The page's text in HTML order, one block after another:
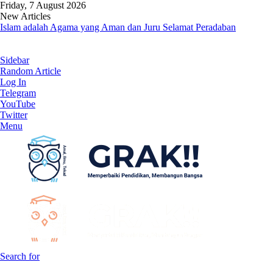
Friday, 7 August 2026
New Articles
Islam adalah Agama yang Aman dan Juru Selamat Peradaban
Sidebar
Random Article
Log In
Telegram
YouTube
Twitter
Menu
Search for